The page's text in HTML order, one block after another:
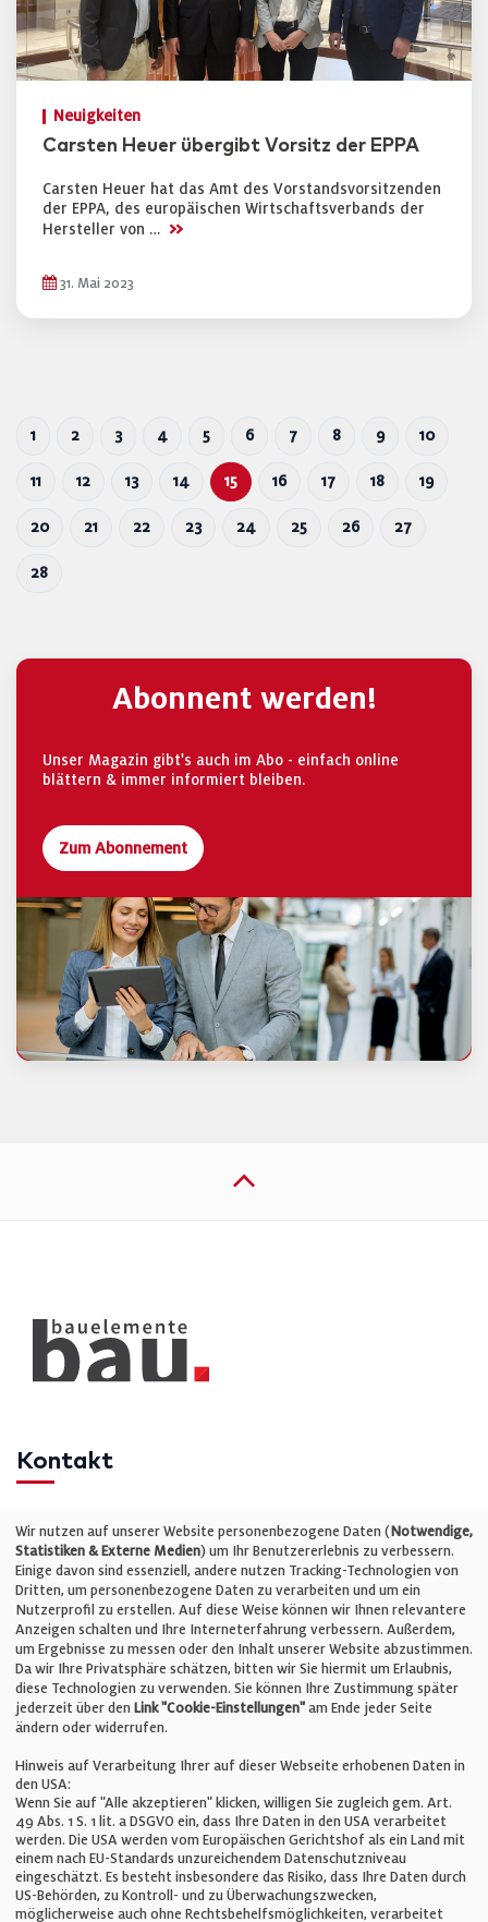
Neuigkeiten
Carsten Heuer übergibt Vorsitz der EPPA
Carsten Heuer hat das Amt des Vorstandsvorsitzenden
der EPPA, des europäischen Wirtschaftsverbands der
Hersteller von … >>
31. Mai 2023
1 2 3 4 5 6 7 8 9 10
11 12 13 14 15 16 17 18 19
20 21 22 23 24 25 26 27
28
Abonnent werden!
Unser Magazin gibt's auch im Abo - einfach online
blättern & immer informiert bleiben.
Zum Abonnement
Kontakt
Telefon: +49 (0)711 2585563-0
E-Mail:info@bauelemente-bau.eu
Unternehmen
Impressum
Cookie-Einstellungen
AGB
Wir nutzen auf unserer Website personenbezogene Daten (Notwendige,
Statistiken & Externe Medien) um Ihr Benutzererlebnis zu verbessern.
Einige davon sind essenziell, andere nutzen Tracking-Technologien von
Dritten, um personenbezogene Daten zu verarbeiten und um ein
Nutzerprofil zu erstellen. Auf diese Weise können wir Ihnen relevantere
Anzeigen schalten und Ihre Interneterfahrung verbessern. Außerdem,
um Ergebnisse zu messen oder den Inhalt unserer Website abzustimmen.
Da wir Ihre Privatsphäre schätzen, bitten wir Sie hiermit um Erlaubnis,
diese Technologien zu verwenden. Sie können Ihre Zustimmung später
jederzeit über den Link "Cookie-Einstellungen" am Ende jeder Seite
ändern oder widerrufen.
Hinweis auf Verarbeitung Ihrer auf dieser Webseite erhobenen Daten in
den USA:
Wenn Sie auf "Alle akzeptieren" klicken, willigen Sie zugleich gem. Art.
49 Abs. 1 S. 1 lit. a DSGVO ein, dass Ihre Daten in den USA verarbeitet
werden. Die USA werden vom Europäischen Gerichtshof als ein Land mit
einem nach EU-Standards unzureichendem Datenschutzniveau
eingeschätzt. Es besteht insbesondere das Risiko, dass Ihre Daten durch
US-Behörden, zu Kontroll- und zu Überwachungszwecken,
möglicherweise auch ohne Rechtsbehelfsmöglichkeiten, verarbeitet